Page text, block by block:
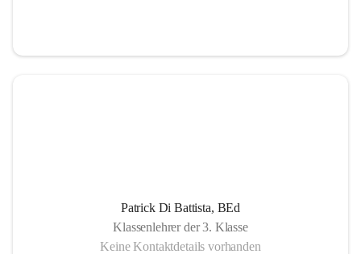
Patrick Di Battista, BEd
Klassenlehrer der 3. Klasse
Keine Kontaktdetails vorhanden